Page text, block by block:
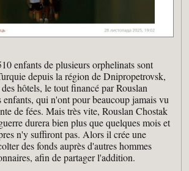
enfants de plusieurs orphelinats sont
depuis la région de Dnipropetrovsk,
hôtels, le tout financé par Rouslan
enfants, qui n'ont pour beaucoup jamais vu
de fées. Mais très vite, Rouslan Chostak
durera bien plus que quelques mois et
n'y suffiront pas. Alors il crée une
des fonds auprès d'autres hommes
afin de partager l'addition.